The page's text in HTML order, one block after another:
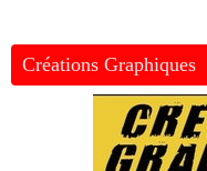
Créations Graphiques